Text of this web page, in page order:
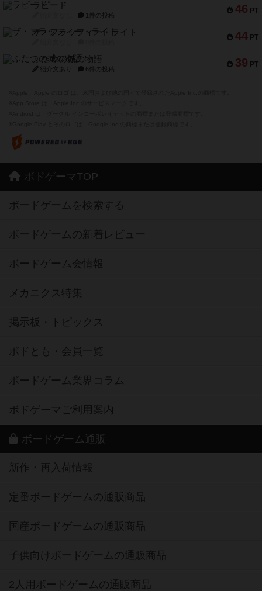
46 PT
ラピード
1件の投稿
44 PT
ザ・フラッフィー・ライト
39 PT
ふたつの城の物語
紹介文あり 6件の投稿
ボドゲーマTOP
ボードゲームを検索する
ボードゲームの新着レビュー
ボードゲーム会情報
メカニクス特集
掲示板・トピックス
ボドとも・会員一覧
ボードゲーム業界コラム
ボドゲーマご利用案内
ボードゲーム通販
新作・再入荷情報
定番ボードゲームの通販商品
国産ボードゲームの通販商品
子供向けボードゲームの通販商品
2人用ボードゲームの通販商品